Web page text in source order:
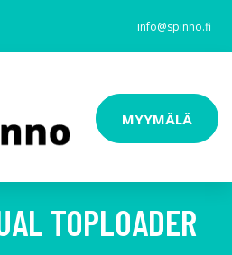
info@spinno.fi
MYYMÄLÄ
TOPLOADER